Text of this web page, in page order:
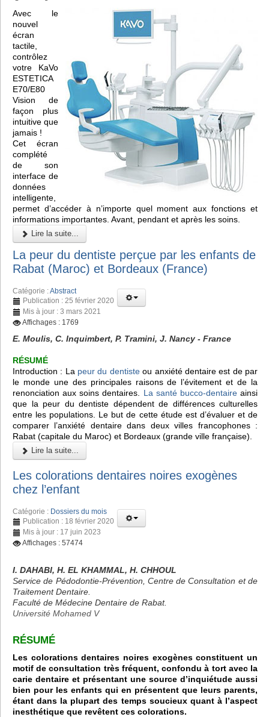
Avec le
nouvel
écran
tactile,
contrôlez
votre KaVo
ESTETICA
E70/E80
Vision de
façon plus
intuitive que
jamais !
Cet écran
complété
de son
interface de
données
intelligente,
permet d’accéder à n’importe quel moment aux fonctions et
informations importantes. Avant, pendant et après les soins.
Lire la suite...
La peur du dentiste perçue par les enfants de
Rabat (Maroc) et Bordeaux (France)
Catégorie :Abstract
Publication : 25 février 2020
Mis à jour : 3 mars 2021
Affichages : 1769
E. Moulis, C. Inquimbert, P. Tramini, J. Nancy - France
RÉSUMÉ
Introduction : La peur du dentisteou anxiété dentaire est de par
le monde une des principales raisons de l’évitement et de la
renonciation aux soins dentaires. La santé bucco-dentaireainsi
que la peur du dentiste dépendent de différences culturelles
entre les populations. Le but de cette étude est d’évaluer et de
comparer l’anxiété dentaire dans deux villes francophones :
Rabat (capitale du Maroc) et Bordeaux (grande ville française).
Lire la suite...
Les colorations dentaires noires exogènes
chez l’enfant
Catégorie : Dossiers du mois
Publication : 18 février 2020
Mis à jour : 17 juin 2023
Affichages : 57474
I. DAHABI, H. EL KHAMMAL, H. CHHOUL
Service de Pédodontie-Prévention, Centre de Consultation et de
Traitement Dentaire.
Faculté de Médecine Dentaire de Rabat.
Université Mohamed V
RÉSUMÉ
Les colorations dentaires noires exogènes constituent un
motif de consultation très fréquent, confondu à tort avec la
carie dentaire et présentant une source d’inquiétude aussi
bien pour les enfants qui en présentent que leurs parents,
étant dans la plupart des temps soucieux quant à l’aspect
inesthétique que revêtent ces colorations.